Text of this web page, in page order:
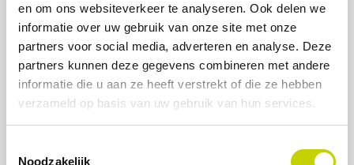
en om ons websiteverkeer te analyseren. Ook delen we
informatie over uw gebruik van onze site met onze
partners voor social media, adverteren en analyse. Deze
partners kunnen deze gegevens combineren met andere
informatie die u aan ze heeft verstrekt of die ze hebben
verzameld op basis van uw gebruik van hun services.
Noodzakelijk
Manufacturing & Assembly Plant & Process design
Industriële automatisering
Logistieke automatisering Benchmark energietransitie